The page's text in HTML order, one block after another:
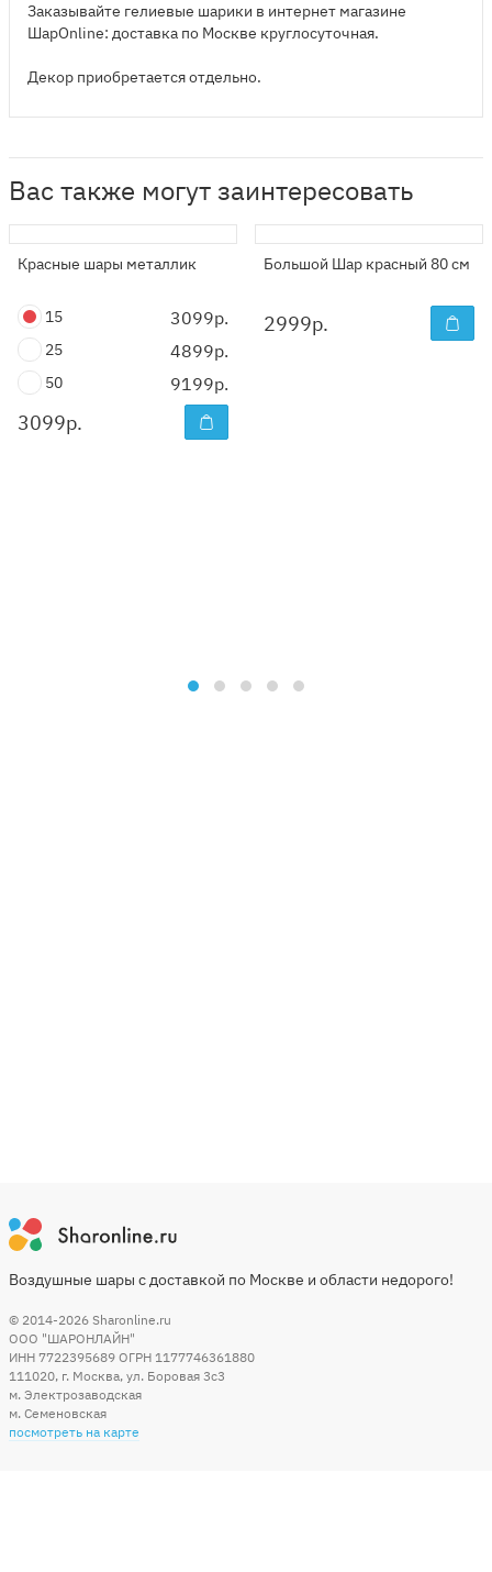
Заказывайте гелиевые шарики в интернет магазине
ШарOnline: доставка по Москве круглосуточная.
Декор приобретается отдельно.
Вас также могут заинтересовать
Красные шары металлик
15 3099р.
25 4899р.
50 9199р.
3099р.
Большой Шар красный 80 см
2999р.
Воздушные шары с доставкой по Москве и области недорого!
© 2014-2026 Sharonline.ru
ООО "ШАРОНЛАЙН"
ИНН 7722395689 ОГРН 1177746361880
111020, г. Москва, ул. Боровая 3c3
м. Электрозаводская
м. Семеновская
посмотреть на карте